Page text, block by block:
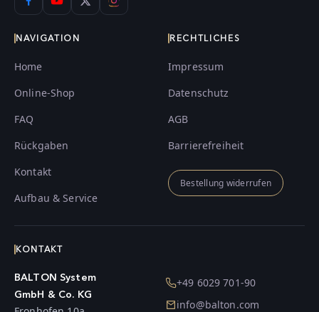
NAVIGATION
Home
Online-Shop
FAQ
Rückgaben
Kontakt
Aufbau & Service
RECHTLICHES
Impressum
Datenschutz
AGB
Barrierefreiheit
Bestellung widerrufen
KONTAKT
BALTON System
GmbH & Co. KG
+49 6029 701-90
info@balton.com